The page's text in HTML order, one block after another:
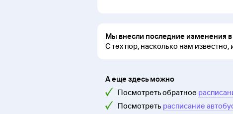
Мы внесли последние изменения
С тех пор, насколько нам
А еще здесь можно
Посмотреть обратное
Посмотреть расписание